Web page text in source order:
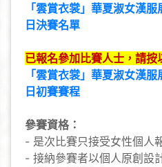
「雲賞衣裳」華夏淑女漢
日決賽名單
已報名參加比賽人士，請
「雲賞衣裳」華夏淑女漢
日初賽賽程
參賽資格：
- 是次比賽只接受女性個人
- 接納參賽者以個人原創設